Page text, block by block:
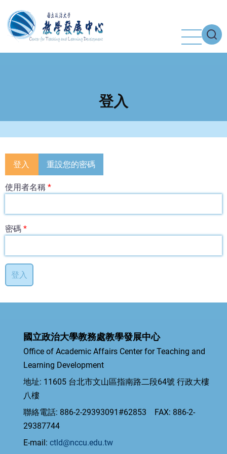
至
主
登入
Primary
tabs
登入 重設您的密碼
使用者名稱
密碼
國立政治大學教務處教學發展中心
Office of Academic Affairs Center for Teaching and
Learning Development
地址: 11605 台北市文山區指南路二段64號 行政大樓
八樓
聯絡電話: 886-2-29393091#62853 FAX: 886-2-
29387744
E-mail: ctld@nccu.edu.tw